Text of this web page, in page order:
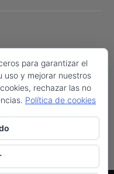
+34 978 757 001 FAX:
para garantizar el
uso y mejorar nuestros
rechazar las no
Política de cookies